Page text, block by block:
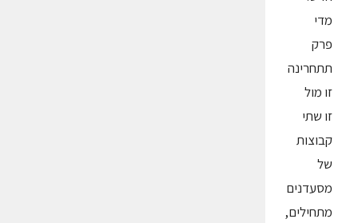
מדי
פרק
תתחרינה
זו מול
זו שתי
קבוצות
של
מסעדנים
מתחילים,